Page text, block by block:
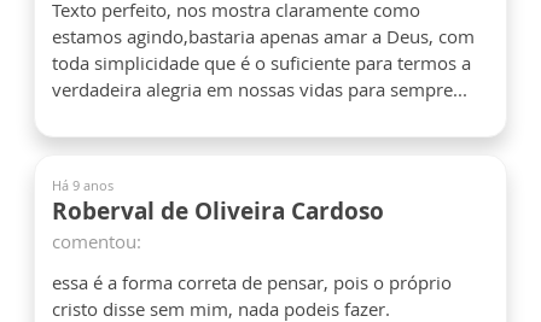
Texto perfeito, nos mostra claramente como
estamos agindo,bastaria apenas amar a Deus, com
toda simplicidade que é o suficiente para termos a
verdadeira alegria em nossas vidas para sempre...
Há 9 anos
Roberval de Oliveira Cardoso
comentou:
essa é a forma correta de pensar, pois o próprio
cristo disse sem mim, nada podeis fazer.